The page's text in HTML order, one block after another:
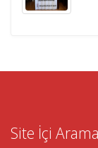
Site İçi Arama